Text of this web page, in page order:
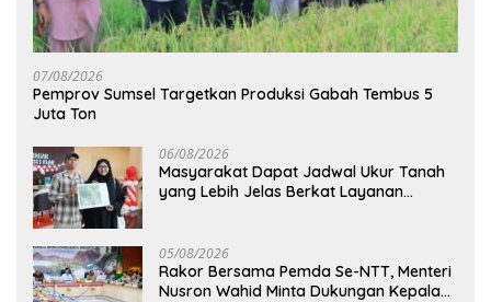
07/08/2026
Pemprov Sumsel Targetkan Produksi Gabah Tembus 5
Juta Ton
06/08/2026
Masyarakat Dapat Jadwal Ukur Tanah
yang Lebih Jelas Berkat Layanan
05/08/2026
Rakor Bersama Pemda Se-NTT, Menteri
Nusron Wahid Minta Dukungan Kepala